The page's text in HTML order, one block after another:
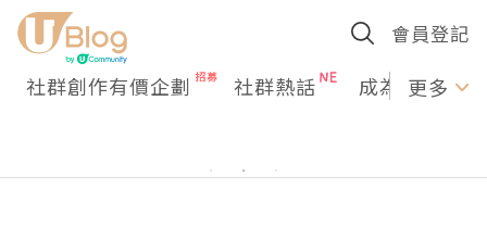
會員登記
社群創作有價企劃 社群熱話 成為U更多